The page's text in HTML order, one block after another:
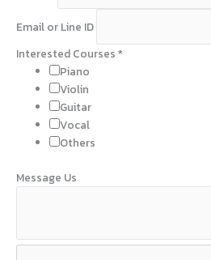
Email or Line ID
C
Interested Courses *
Piano
Violin
Guitar
Vocal
Others
Message Us